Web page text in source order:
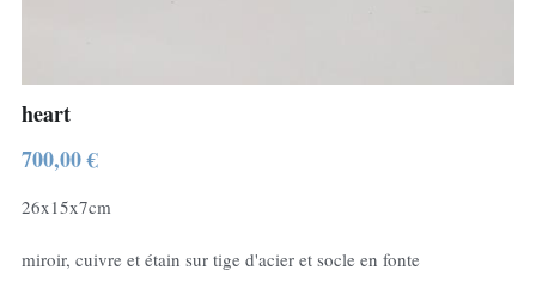
heart
700,00 €
26x15x7cm
miroir, cuivre et étain sur tige d'acier et socle en fonte